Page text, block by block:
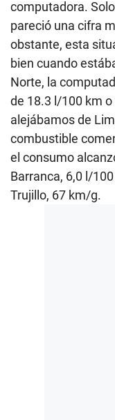
computadora.
pareció una cifra
obstante, esta
bien cuando
Norte, la
de 18.3 l/100 km
alejábamos de
combustible
el consumo
Barranca, 6,0 l/
Trujillo, 67 km/g.